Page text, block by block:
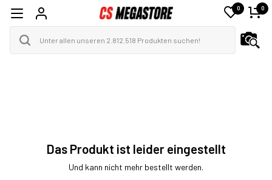
0 0
Das Produkt ist leider eingestellt
Und kann nicht mehr bestellt werden.